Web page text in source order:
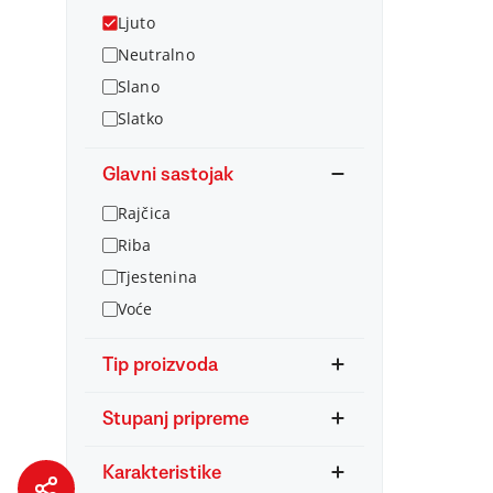
Ljuto
Neutralno
Slano
Slatko
Glavni sastojak
Rajčica
Riba
Tjestenina
Voće
Tip proizvoda
Stupanj pripreme
Karakteristike